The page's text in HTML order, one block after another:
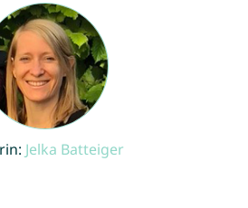
Jelka Batteiger